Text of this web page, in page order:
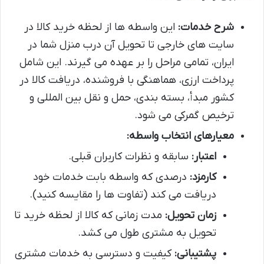
شرح خدمات: این واسطه ها از لحظه خرید کالا در
سایت های خارجی تا تحویل آن درب منزل شما در
ایران، تمامی مراحل را بر عهده می گیرند. این شامل
پرداخت ارزی، هماهنگی با فروشنده، دریافت کالا در
کشور مبدأ، بسته بندی، حمل و نقل بین المللی و
ترخیص گمرکی می شود.
معیارهای انتخاب واسطه:
اعتبار: سابقه و نظرات کاربران قبلی.
کارمزد: درصدی که واسطه بابت خدمات خود
دریافت می کند (تفاوت ها را مقایسه کنید).
زمان تحویل: مدت زمانی که کالا از لحظه خرید تا
تحویل به مشتری طول می کشد.
پشتیبانی: کیفیت و دسترسی به خدمات مشتری